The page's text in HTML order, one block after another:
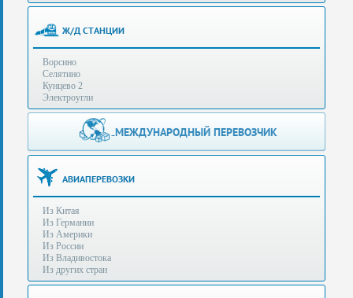
Контакты
Заказать
звонок
Сделать
запрос
Многоканальный
телефон:
(495)
788-
Бесплатные
консультации
Дополнительные
+7 (929) 575-
96-62
+7 (925) 104-
15-94
e-mail:info@s-standard.ru
Ж/Д СТАНЦИИ
Ворсино
Селятино
Кунцево 2
Электроугли
МЕЖДУНАРОДНЫЙ ПЕРЕВОЗЧИК
АВИАПЕРЕВОЗКИ
Из Китая
Из Германии
Из Америки
Из России
Из Владивостока
Из других стран